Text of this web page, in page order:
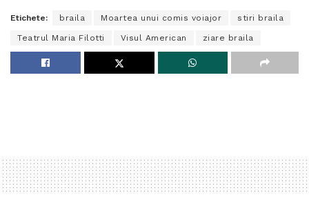
Etichete: braila Moartea unui comis voiajor stiri braila
Teatrul Maria Filotti Visul American ziare braila